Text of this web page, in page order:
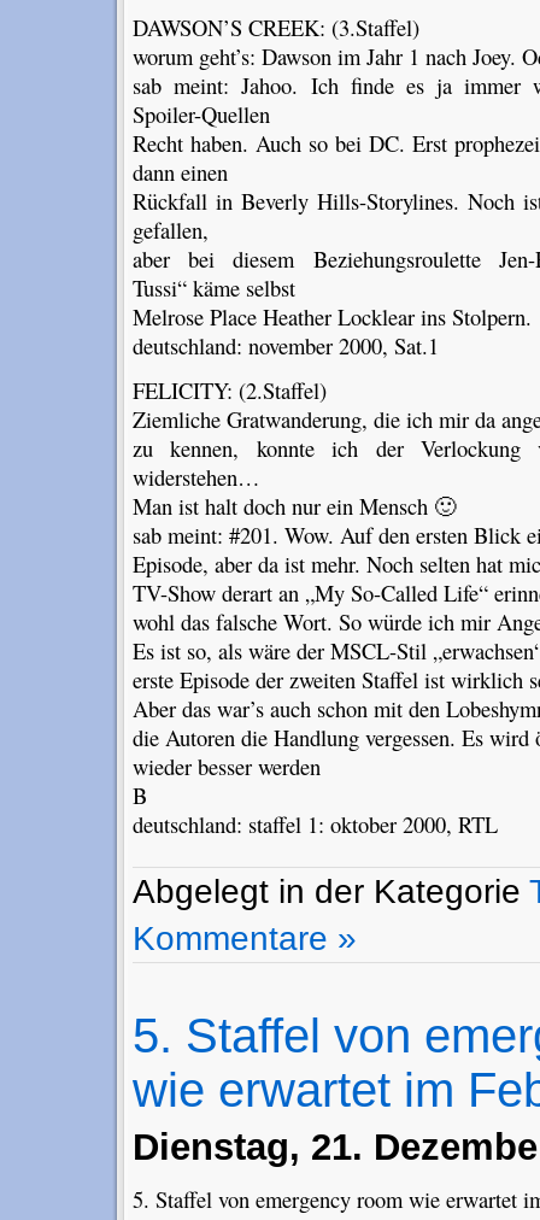
DAWSON’S CREEK: (3.Staffel)
worum geht’s: Dawson im Jahr 1 nach Joey.
sab meint: Jahoo. Ich finde es ja immer
Spoiler-Quellen
Recht haben. Auch so bei DC. Erst
dann einen
Rückfall in Beverly Hills-Storylines. Noch
gefallen,
aber bei diesem Beziehungsroulette Jen-
Tussi“ käme selbst
Melrose Place Heather Locklear ins Stolpern.
deutschland: november 2000, Sat.1
FELICITY: (2.Staffel)
Ziemliche Gratwanderung, die ich mir da
zu kennen, konnte ich der Verlockung
widerstehen…
Man ist halt doch nur ein Mensch 🙂
sab meint: #201. Wow. Auf den ersten Blick
Episode, aber da ist mehr. Noch selten hat
TV-Show derart an „My So-Called Life“
wohl das falsche Wort. So würde ich mir
Es ist so, als wäre der MSCL-Stil
erste Episode der zweiten Staffel ist wirklich
Aber das war’s auch schon mit den
die Autoren die Handlung vergessen. Es
wieder besser werden
B
deutschland: staffel 1: oktober 2000, RTL
Abgelegt in der Kategorie
Kommentare »
5. Staffel von
wie erwartet im
Dienstag, 21.
5. Staffel von emergency room wie erwartet